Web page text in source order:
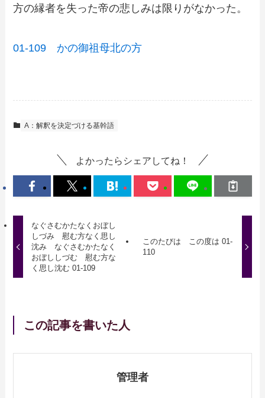
方の縁者を失った帝の悲しみは限りがなかった。
01-109 かの御祖母北の方
A：解釈を決定づける基幹語
よかったらシェアしてね！
なぐさむかたなくおぼし
しづみ 慰む方なく思し
沈み なぐさむかたなく
おぼししづむ 慰む方な
く思し沈む 01-109
このたびは この度は 01-
110
この記事を書いた人
管理者